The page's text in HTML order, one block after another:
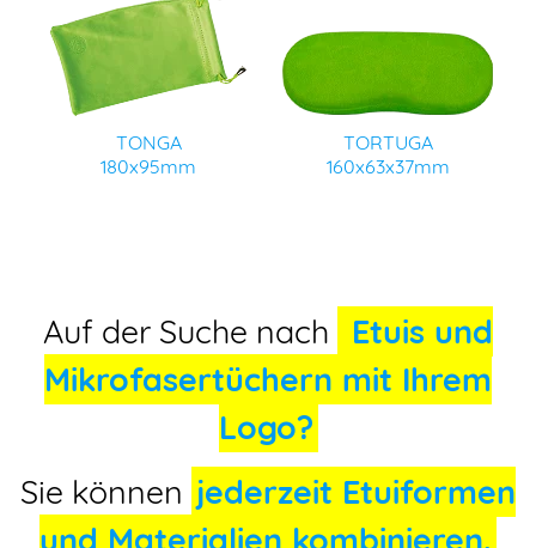
TONGA
180x95mm
TORTUGA
160x63x37mm
Auf der Suche nach
Etuis und
Mikrofasertüchern mit Ihrem
Logo?
Sie können jederzeit Etuiformen